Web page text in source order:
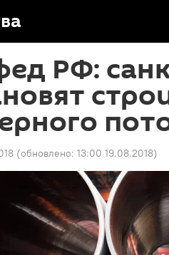
РФ:
(обновлено: 13:00 19.08.2018)